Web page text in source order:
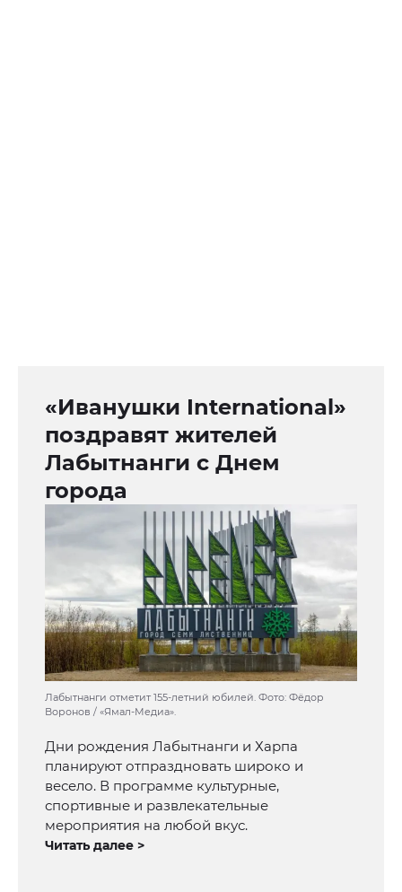
«Иванушки International»
поздравят жителей
Лабытнанги с Днем
города
Лабытнанги отметит 155-летний юбилей. Фото: Фёдор
Воронов / «Ямал-Медиа».
Дни рождения Лабытнанги и Харпа
планируют отпраздновать широко и
весело. В программе культурные,
спортивные и развлекательные
мероприятия на любой вкус.
Читать далее >